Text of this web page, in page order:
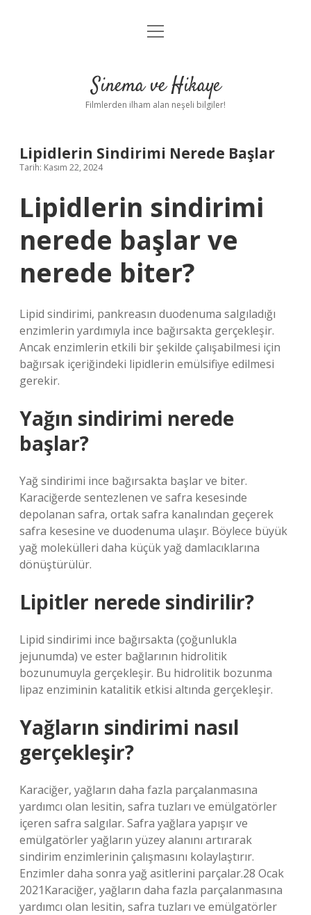
Gizlilik Politikası
Yasal Uyarı
menüyü
Sinema ve Hikaye
Filmlerden ilham alan neşeli bilgiler!
Lipidlerin Sindirimi Nerede Başlar
Tarih: Kasım 22, 2024
Lipidlerin sindirimi
nerede başlar ve
nerede biter?
Lipid sindirimi, pankreasın duodenuma salgıladığı
enzimlerin yardımıyla ince bağırsakta gerçekleşir.
Ancak enzimlerin etkili bir şekilde çalışabilmesi için
bağırsak içeriğindeki lipidlerin emülsifiye edilmesi
gerekir.
Yağın sindirimi nerede
başlar?
Yağ sindirimi ince bağırsakta başlar ve biter.
Karaciğerde sentezlenen ve safra kesesinde
depolanan safra, ortak safra kanalından geçerek
safra kesesine ve duodenuma ulaşır. Böylece büyük
yağ molekülleri daha küçük yağ damlacıklarına
dönüştürülür.
Lipitler nerede sindirilir?
Lipid sindirimi ince bağırsakta (çoğunlukla
jejunumda) ve ester bağlarının hidrolitik
bozunumuyla gerçekleşir. Bu hidrolitik bozunma
lipaz enziminin katalitik etkisi altında gerçekleşir.
Yağların sindirimi nasıl
gerçekleşir?
Karaciğer, yağların daha fazla parçalanmasına
yardımcı olan lesitin, safra tuzları ve emülgatörler
içeren safra salgılar. Safra yağlara yapışır ve
emülgatörler yağların yüzey alanını artırarak
sindirim enzimlerinin çalışmasını kolaylaştırır.
Enzimler daha sonra yağ asitlerini parçalar.28 Ocak
2021Karaciğer, yağların daha fazla parçalanmasına
yardımcı olan lesitin, safra tuzları ve emülgatörler